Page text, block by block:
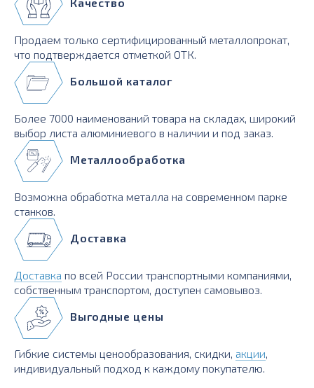
Продаем только сертифицированный металлопрокат,
что подтверждается отметкой ОТК.
Большой каталог
Более 7000 наименований товара на складах, широкий
выбор листа алюминиевого в наличии и под заказ.
Металлообработка
Возможна обработка металла на современном парке
станков.
Доставка
Доставка по всей России транспортными компаниями,
собственным транспортом, доступен самовывоз.
Выгодные цены
Гибкие системы ценообразования, скидки, акции,
индивидуальный подход к каждому покупателю.